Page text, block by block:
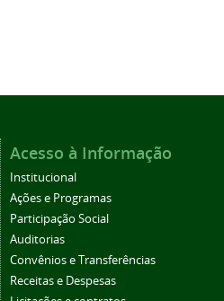
Acesso à Informação
Institucional
Ações e Programas
Participação Social
Auditorias
Convênios e Transferências
Receitas e Despesas